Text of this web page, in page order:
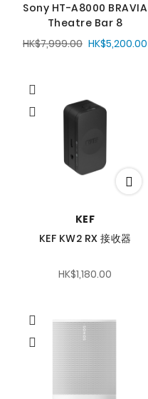
Sony HT-A8000 BRAVIA
Theatre Bar 8
HK$5,200.00
HK$7,999.00
KEF
KEF KW2 RX 接收器
HK$1,180.00